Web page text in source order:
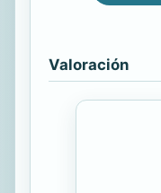
Valoración